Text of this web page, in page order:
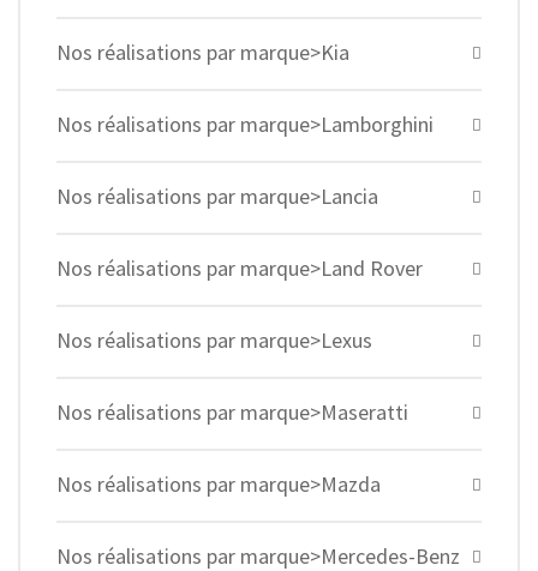
Nos réalisations par marque>Kia
Nos réalisations par marque>Lamborghini
Nos réalisations par marque>Lancia
Nos réalisations par marque>Land Rover
Nos réalisations par marque>Lexus
Nos réalisations par marque>Maseratti
Nos réalisations par marque>Mazda
Nos réalisations par marque>Mercedes-Benz